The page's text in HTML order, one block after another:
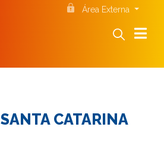
Área Externa
SANTA CATARINA